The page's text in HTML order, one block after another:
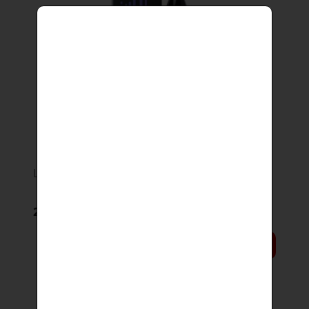
Liquid Dark Line 10ml - Black Fruits 18mg
29,90 zł